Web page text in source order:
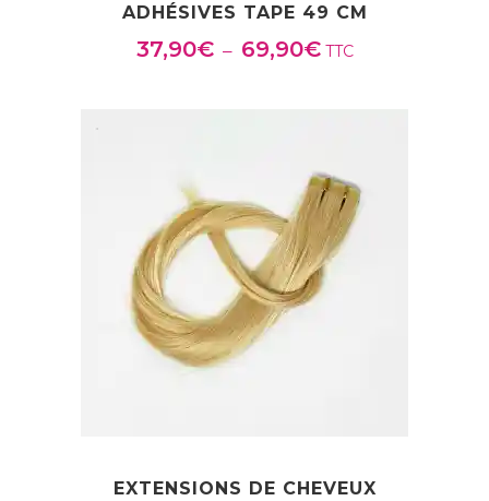
ADHÉSIVES TAPE 49 CM
37,90€ – 69,90€Plage
69,90€
TTC
EXTENSIONS DE CHEVEUX